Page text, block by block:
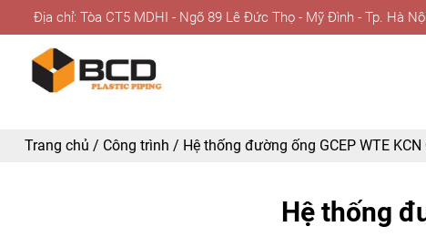
Địa chỉ: Tòa CT5 MDHI - Ngõ 89 Lê Đức Thọ - Mỹ Đình - Tp. Hà
Trang chủ / Công trình / Hệ thống đường ống GCEP WTE
Hệ thống